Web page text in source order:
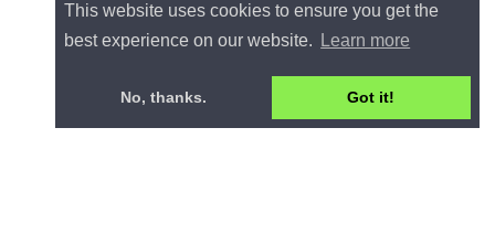
This website uses cookies to ensure you get the
best experience on our website.
Learn more
No, thanks. Got it!